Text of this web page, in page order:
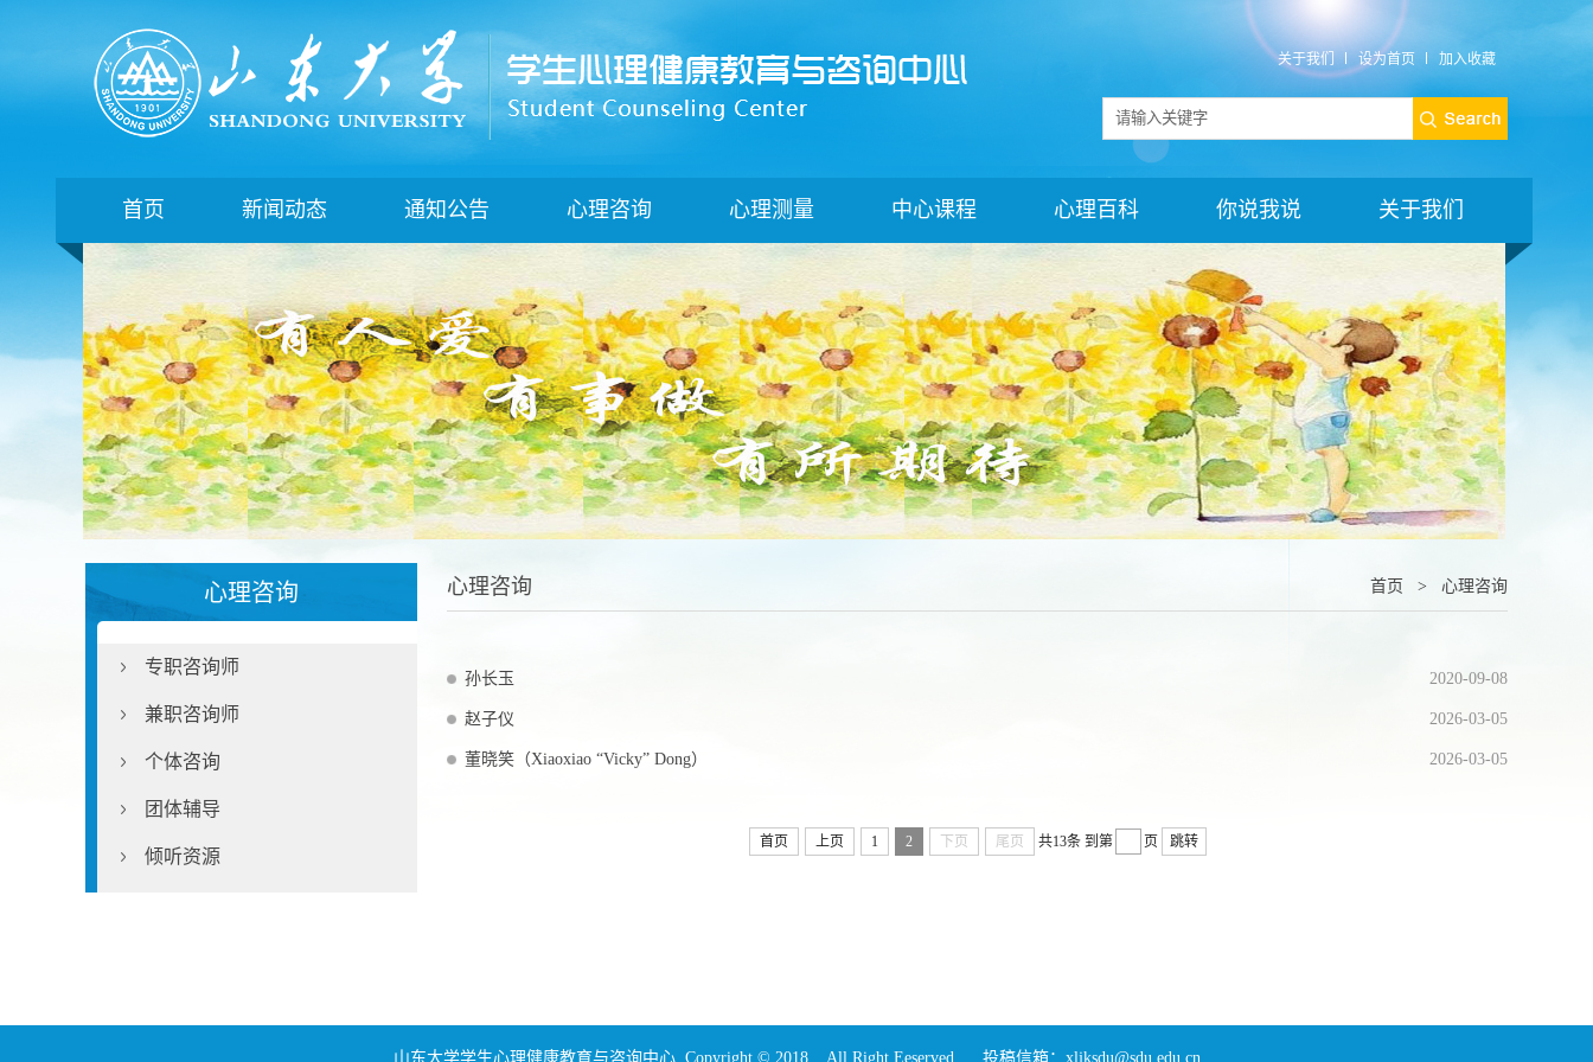
关于我们 设为首页 加入收藏
首页 新闻动态 通知公告 心理咨询 心理测量 中心课程 心理百科 你说我说 关于我们
心理咨询
专职咨询师
兼职咨询师
个体咨询
团体辅导
倾听资源
首页 > 心理咨询
心理咨询
孙长玉 2020-09-08
赵子仪 2026-03-05
董晓笑（Xiaoxiao “Vicky” Dong） 2026-03-05
首页 上页 1 2 下页 尾页 共13条 到第 页 跳转
山东大学学生心理健康教育与咨询中心 Copyright © 2018 . All Right Eeserved. 投稿信箱：xljksdu@sdu.edu.cn